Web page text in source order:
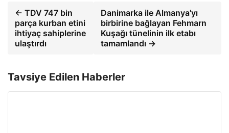
← TDV 747 bin
parça kurban etini
ihtiyaç sahiplerine
ulaştırdı
Danimarka ile Almanya'yı
birbirine bağlayan Fehmarn
Kuşağı tünelinin ilk etabı
tamamlandı →
Tavsiye Edilen Haberler